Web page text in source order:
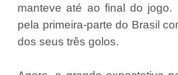
manteve até ao final do jogo.
pela primeira-parte do Brasil
dos seus três golos.